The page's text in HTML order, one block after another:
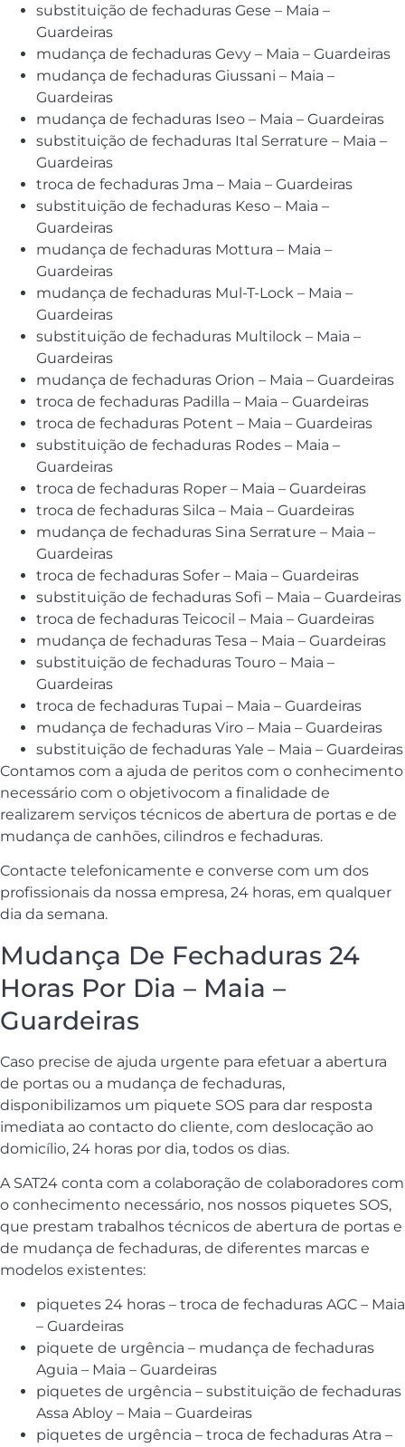
substituição de fechaduras Gese – Maia –
Guardeiras
mudança de fechaduras Gevy – Maia – Guardeiras
mudança de fechaduras Giussani – Maia –
Guardeiras
mudança de fechaduras Iseo – Maia – Guardeiras
substituição de fechaduras Ital Serrature – Maia –
Guardeiras
troca de fechaduras Jma – Maia – Guardeiras
substituição de fechaduras Keso – Maia –
Guardeiras
mudança de fechaduras Mottura – Maia –
Guardeiras
mudança de fechaduras Mul-T-Lock – Maia –
Guardeiras
substituição de fechaduras Multilock – Maia –
Guardeiras
mudança de fechaduras Orion – Maia – Guardeiras
troca de fechaduras Padilla – Maia – Guardeiras
troca de fechaduras Potent – Maia – Guardeiras
substituição de fechaduras Rodes – Maia –
Guardeiras
troca de fechaduras Roper – Maia – Guardeiras
troca de fechaduras Silca – Maia – Guardeiras
mudança de fechaduras Sina Serrature – Maia –
Guardeiras
troca de fechaduras Sofer – Maia – Guardeiras
substituição de fechaduras Sofi – Maia – Guardeiras
troca de fechaduras Teicocil – Maia – Guardeiras
mudança de fechaduras Tesa – Maia – Guardeiras
substituição de fechaduras Touro – Maia –
Guardeiras
troca de fechaduras Tupai – Maia – Guardeiras
mudança de fechaduras Viro – Maia – Guardeiras
substituição de fechaduras Yale – Maia – Guardeiras
Contamos com a ajuda de peritos com o conhecimento
necessário com o objetivocom a finalidade de
realizarem serviços técnicos de abertura de portas e de
mudança de canhões, cilindros e fechaduras.
Contacte telefonicamente e converse com um dos
profissionais da nossa empresa, 24 horas, em qualquer
dia da semana.
Mudança De Fechaduras 24
Horas Por Dia – Maia –
Guardeiras
Caso precise de ajuda urgente para efetuar a abertura
de portas ou a mudança de fechaduras,
disponibilizamos um piquete SOS para dar resposta
imediata ao contacto do cliente, com deslocação ao
domicílio, 24 horas por dia, todos os dias.
A SAT24 conta com a colaboração de colaboradores com
o conhecimento necessário, nos nossos piquetes SOS,
que prestam trabalhos técnicos de abertura de portas e
de mudança de fechaduras, de diferentes marcas e
modelos existentes:
piquetes 24 horas – troca de fechaduras AGC – Maia
– Guardeiras
piquete de urgência – mudança de fechaduras
Aguia – Maia – Guardeiras
piquetes de urgência – substituição de fechaduras
Assa Abloy – Maia – Guardeiras
piquetes de urgência – troca de fechaduras Atra –